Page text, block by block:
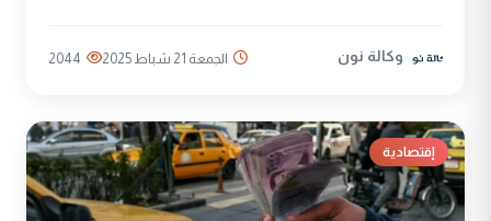
وكالة نون الجمعة 21 شباط 2025 2044
إقتصادية